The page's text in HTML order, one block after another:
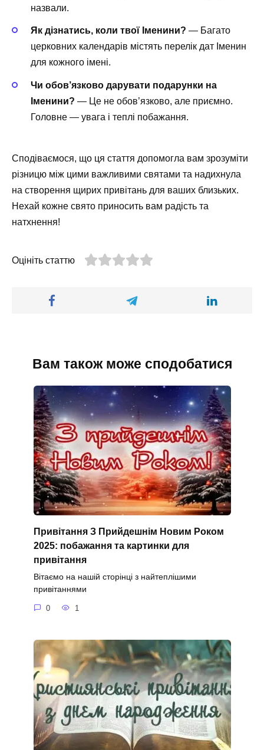
назвали.
Як дізнатись, коли твої Іменини? — Багато
церковних календарів містять перелік дат Іменин
для кожного імені.
Чи обов’язково дарувати подарунки на
Іменини? — Це не обов’язково, але приємно.
Головне — увага і теплі побажання.
Сподіваємося, що ця стаття допомогла вам зрозуміти
різницю між цими важливими святами та надихнула
на створення щирих привітань для ваших близьких.
Нехай кожне свято приносить вам радість та
натхнення!
Оцініть статтю
Вам також може сподобатися
Привітання З Прийдешнім Новим Роком
2025: побажання та картинки для
привітання
Вітаємо на нашій сторінці з найтеплішими
привітаннями
0 1